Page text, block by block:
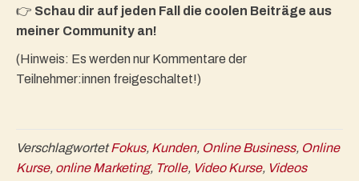
👉 Schau dir auf jeden Fall die coolen Beiträge aus
meiner Community an!
(Hinweis: Es werden nur Kommentare der
Teilnehmer:innen freigeschaltet!)
VerschlagwortetFokus, Kunden, Online Business, Online
Kurse, online Marketing, Trolle, Video Kurse, Videos